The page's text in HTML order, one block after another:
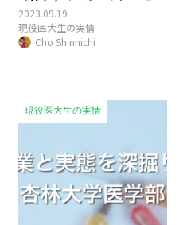
2023.09.19
現役医大生の実情
Cho Shinnichi
現役医大生の実情